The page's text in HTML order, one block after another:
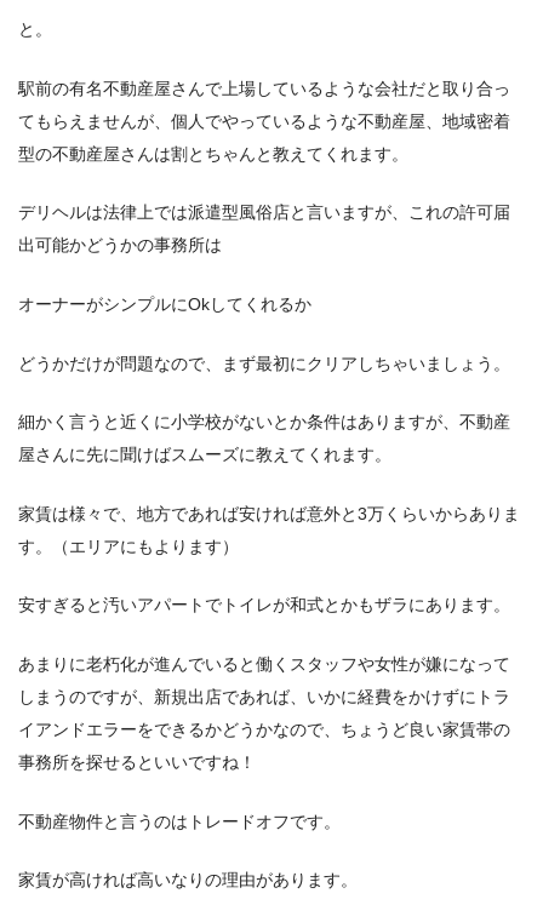
と。
駅前の有名不動産屋さんで上場しているような会社だと取り合っ
てもらえませんが、個人でやっているような不動産屋、地域密着
型の不動産屋さんは割とちゃんと教えてくれます。
デリヘルは法律上では派遣型風俗店と言いますが、これの許可届
出可能かどうかの事務所は
オーナーがシンプルにOkしてくれるか
どうかだけが問題なので、まず最初にクリアしちゃいましょう。
細かく言うと近くに小学校がないとか条件はありますが、不動産
屋さんに先に聞けばスムーズに教えてくれます。
家賃は様々で、地方であれば安ければ意外と3万くらいからありま
す。（エリアにもよります）
安すぎると汚いアパートでトイレが和式とかもザラにあります。
あまりに老朽化が進んでいると働くスタッフや女性が嫌になって
しまうのですが、新規出店であれば、いかに経費をかけずにトラ
イアンドエラーをできるかどうかなので、ちょうど良い家賃帯の
事務所を探せるといいですね！
不動産物件と言うのはトレードオフです。
家賃が高ければ高いなりの理由があります。